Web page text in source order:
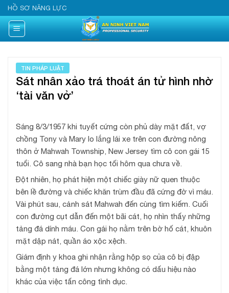
Skip
to
content
HỒ SƠ NĂNG LỰC
TIN PHÁP LUẬT
Sát nhân xảo trá thoát án tử hình nhờ
‘tài văn vở’
Sáng 8/3/1957 khi tuyết cứng còn phủ dày mặt đất, vợ
chồng Tony và Mary lo lắng lái xe trên con đường nông
thôn ở Mahwah Township, New Jersey tìm cô con gái 15
tuổi. Cô sang nhà bạn học tối hôm qua chưa về.
Đột nhiên, họ phát hiện một chiếc giày nữ quen thuộc
bên lề đường và chiếc khăn trùm đầu đã cứng đờ vì máu.
Vài phút sau, cảnh sát Mahwah đến cùng tìm kiếm. Cuối
con đường cụt dẫn đến một bãi cát, họ nhìn thấy những
tảng đá dính máu. Con gái họ nằm trên bờ hố cát, khuôn
mặt dập nát, quần áo xộc xệch.
Giám định y khoa ghi nhận rằng hộp sọ của cô bị đập
bằng một tảng đá lớn nhưng không có dấu hiệu nào
khác của việc tấn công tình dục.